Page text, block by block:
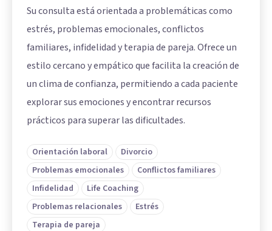
Su consulta está orientada a problemáticas como
estrés, problemas emocionales, conflictos
familiares, infidelidad y terapia de pareja. Ofrece un
estilo cercano y empático que facilita la creación de
un clima de confianza, permitiendo a cada paciente
explorar sus emociones y encontrar recursos
prácticos para superar las dificultades.
Orientación laboral
Divorcio
Problemas emocionales
Conflictos familiares
Infidelidad
Life Coaching
Problemas relacionales
Estrés
Terapia de pareja